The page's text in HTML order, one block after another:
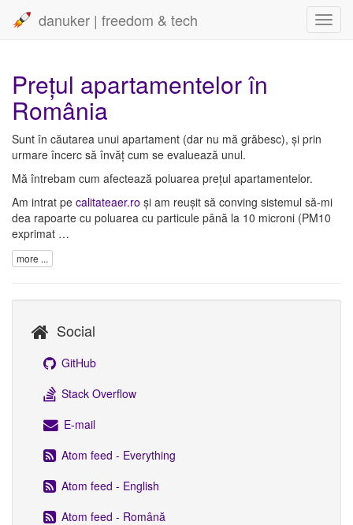
danuker | freedom & tech
Prețul apartamentelor în
România
Sunt în căutarea unui apartament (dar nu mă grăbesc), și prin
urmare încerc să învăț cum se evaluează unul.
Mă întrebam cum afectează poluarea prețul apartamentelor.
Am intrat pe calitateaer.ro și am reușit să conving sistemul să-mi
dea rapoarte cu poluarea cu particule până la 10 microni (PM10
exprimat …
more ...
Social
GitHub
Stack Overflow
E-mail
Atom feed - Everything
Atom feed - English
Atom feed - Română